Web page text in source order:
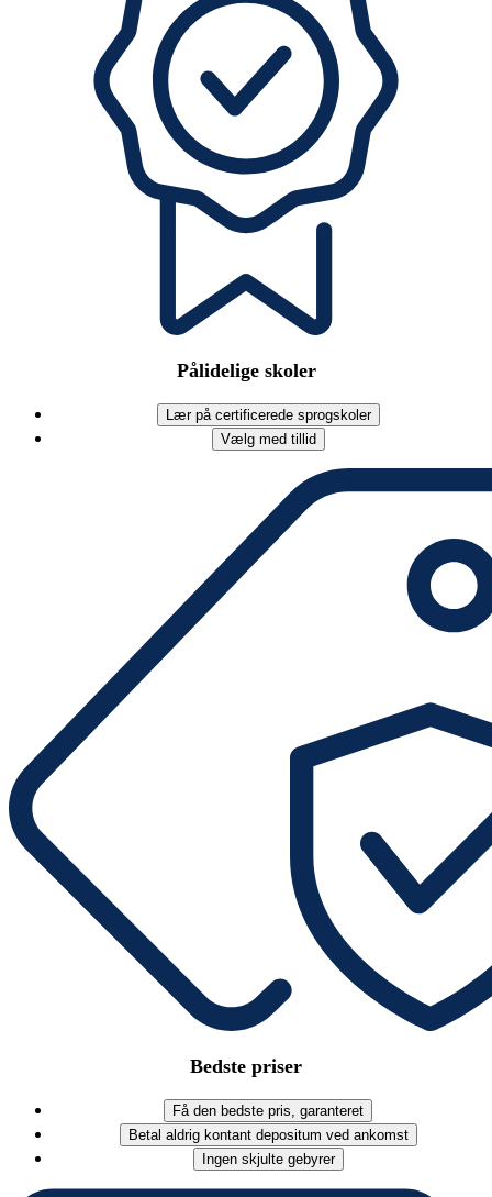
Pålidelige skoler
Lær på certificerede sprogskoler
Vælg med tillid
Bedste priser
Få den bedste pris, garanteret
Betal aldrig kontant depositum ved ankomst
Ingen skjulte gebyrer